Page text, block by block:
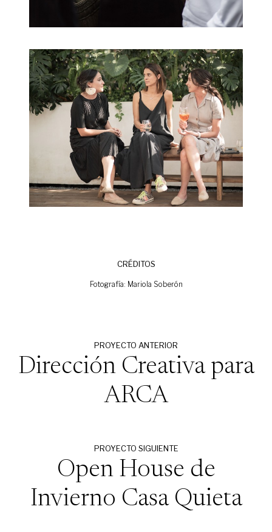
CRÉDITOS
Fotografía: Mariola Soberón
PROYECTO ANTERIOR
Dirección Creativa para
ARCA
PROYECTO SIGUIENTE
Open House de
Invierno Casa Quieta